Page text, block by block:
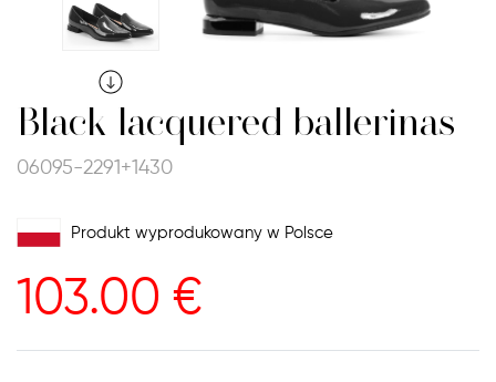
Black lacquered ballerinas
06095-2291+1430
Produkt wyprodukowany w Polsce
103.00 €